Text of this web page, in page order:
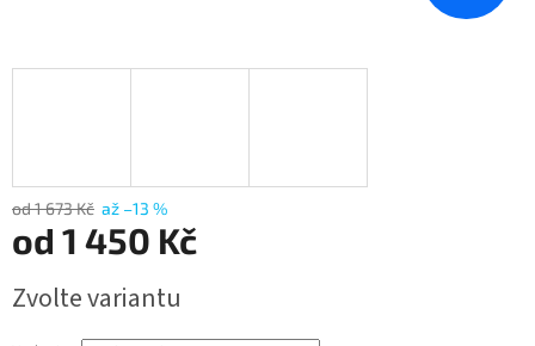
od 1 673 Kč až –13 %
od 1 450 Kč
cena:
Zvolte variantu